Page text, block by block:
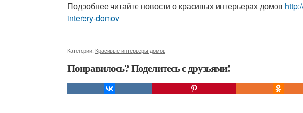
Подробнее читайте новости о красивых интерьерах домов
interery-domov
Категории: Красивые интерьеры домов
Понравилось? Поделитесь с друзьями!